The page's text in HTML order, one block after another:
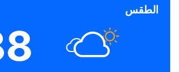
الطقس